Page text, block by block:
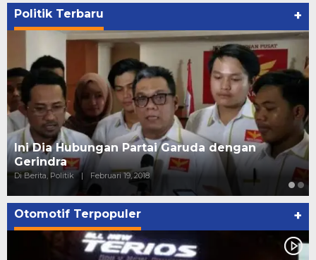
Politik Terbaru +
Ini Dia Hubungan Partai Garuda dengan
Gerindra
Di Berita, Politik | Februari 19, 2018
Otomotif Terpopuler +